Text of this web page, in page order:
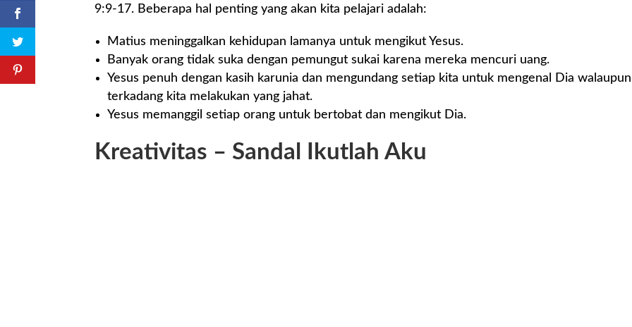
9:9-17. Beberapa hal penting yang akan kita pelajari adalah:
Matius meninggalkan kehidupan lamanya untuk mengikut Yesus.
Banyak orang tidak suka dengan pemungut sukai karena mereka mencuri uang.
Yesus penuh dengan kasih karunia dan mengundang setiap kita untuk mengenal Dia walaupun
terkadang kita melakukan yang jahat.
Yesus memanggil setiap orang untuk bertobat dan mengikut Dia.
Kreativitas – Sandal Ikutlah Aku